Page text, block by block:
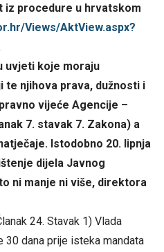
iz procedure u hrvatskom
Views/AktView.aspx?
koje moraju
njihova prava, dužnosti i
vijeće Agencije –
7. stavak 7. Zakona) a
Istodobno 20. lipnja
dijela Javnog
ni manje ni više, direktora
24. Stavak 1) Vlada
30 dana prije isteka mandata